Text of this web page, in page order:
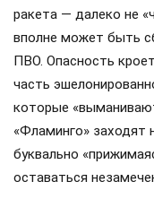
ракета — далеко не
вполне может быть
ПВО. Опасность
часть
которые
«Фламинго» заходят
буквально
оставаться